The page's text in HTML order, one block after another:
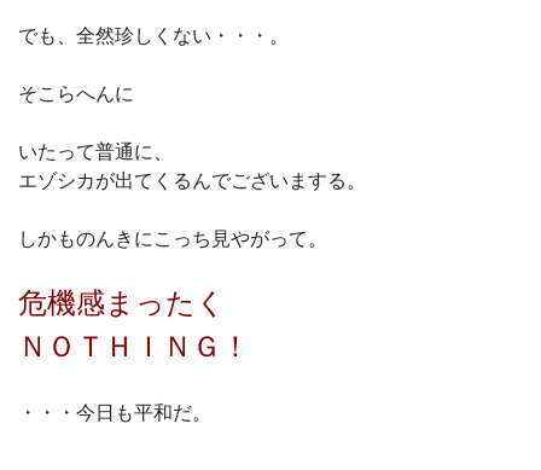
でも、全然珍しくない・・・。
そこらへんに
いたって普通に、
エゾシカが出てくるんでございまする。
しかものんきにこっち見やがって。
危機感まったく
ＮＯＴＨＩＮＧ！
・・・今日も平和だ。